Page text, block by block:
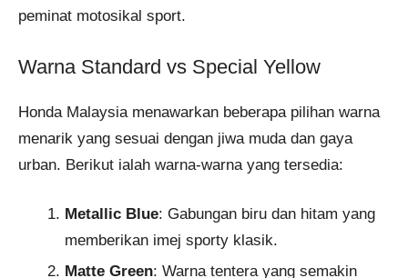
peminat motosikal sport.
Warna Standard vs Special Yellow
Honda Malaysia menawarkan beberapa pilihan warna
menarik yang sesuai dengan jiwa muda dan gaya
urban. Berikut ialah warna-warna yang tersedia:
Metallic Blue: Gabungan biru dan hitam yang
memberikan imej sporty klasik.
Matte Green: Warna tentera yang semakin